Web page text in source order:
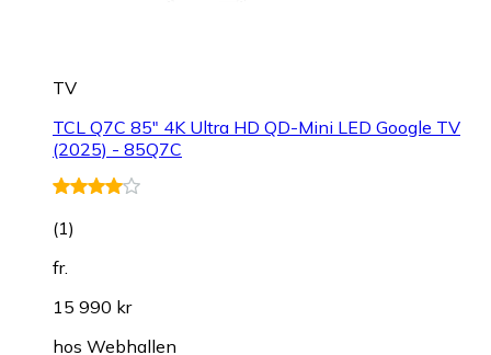
TV
TCL Q7C 85" 4K Ultra HD QD-Mini LED Google TV
(2025) - 85Q7C
(1)
fr.
15 990 kr
hos Webhallen